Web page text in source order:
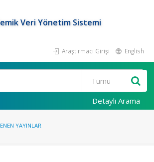
Veri Yönetim Sistemi
Araştırmacı Girişi English
Detaylı Arama
YAYINLAR